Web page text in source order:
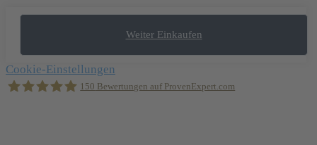
Weiter Einkaufen
Cookie-Einstellungen
150 Bewertungen auf ProvenExpert.com